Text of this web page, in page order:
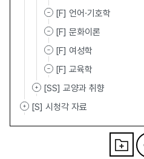
[F] 언어·기호학
[F] 문화이론
[F] 여성학
[F] 교육학
[SS] 교양과 취향
[S] 시청각 자료